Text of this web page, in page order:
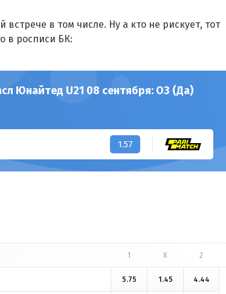
в том числе. Ну а кто не рискует, тот
в росписи БК:
Юнайтед U21 08 сентября: ОЗ (Да)
1.57
1 X 2
5.75 1.45 4.44